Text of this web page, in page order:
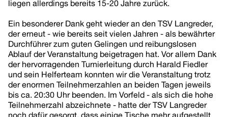
liegen allerdings bereits 15-20 Jahre zurück.
Ein besonderer Dank geht wieder an den TSV Langreder,
der erneut - wie bereits seit vielen Jahren - als bewährter
Durchführer zum guten Gelingen und reibungslosen
Ablauf der Veranstaltung beigetragen hat. Vor allem Dank
der hervorragenden Turnierleitung durch Harald Fiedler
und sein Helferteam konnten wir die Veranstaltung trotz
der enormen Teilnehmerzahlen an beiden Tagen jeweils
bis ca. 20:30 Uhr beenden. Im Vorfeld - als sich die hohe
Teilnehmerzahl abzeichnete - hatte der TSV Langreder